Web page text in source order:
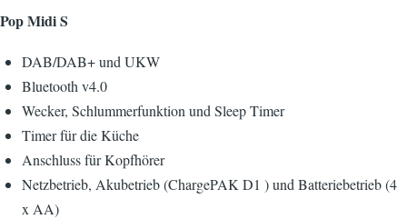
Pop Midi S
DAB/DAB+ und UKW
Bluetooth v4.0
Wecker, Schlummerfunktion und Sleep Timer
Timer für die Küche
Anschluss für Kopfhörer
Netzbetrieb, Akubetrieb (ChargePAK D1 ) und Batteriebetrieb (4
x AA)